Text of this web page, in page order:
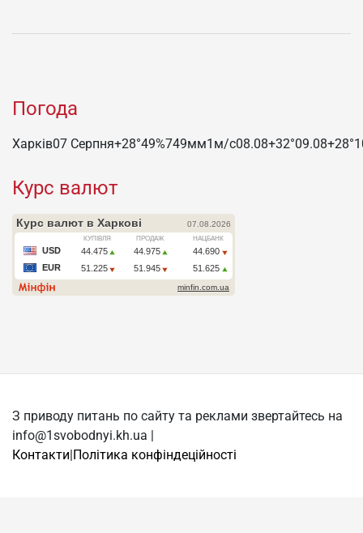
Погода
Харків07 Серпня+28°49%749мм1 м/c08.08+32°09.08+28°
Курс валют
З приводу питань по сайту та реклами звертайтесь на
info@1svobodnyi.kh.ua |
Контакти|Політика конфіндеційності